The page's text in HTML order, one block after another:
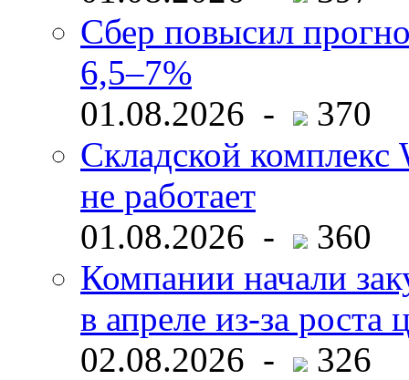
Сбер повысил
6,5–7%
01.08.2026 -
370
Складской комплекс
не работает
01.08.2026 -
360
Компании начали
в апреле из-за роста
02.08.2026 -
326